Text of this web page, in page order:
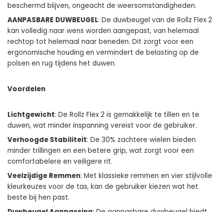
beschermd blijven, ongeacht de weersomstandigheden.
AANPASBARE DUWBEUGEL: De duwbeugel van de Rollz Flex 2
kan volledig naar wens worden aangepast, van helemaal
rechtop tot helemaal naar beneden. Dit zorgt voor een
ergonomische houding en vermindert de belasting op de
polsen en rug tijdens het duwen.
Voordelen
Lichtgewicht: De Rollz Flex 2 is gemakkelijk te tillen en te
duwen, wat minder inspanning vereist voor de gebruiker.
Verhoogde Stabiliteit: De 30% zachtere wielen bieden
minder trillingen en een betere grip, wat zorgt voor een
comfortabelere en veiligere rit.
Veelzijdige Remmen: Met klassieke remmen en vier stijlvolle
kleurkeuzes voor de tas, kan de gebruiker kiezen wat het
beste bij hen past.